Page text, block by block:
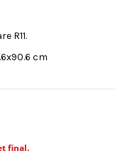
R11.
cm
final.